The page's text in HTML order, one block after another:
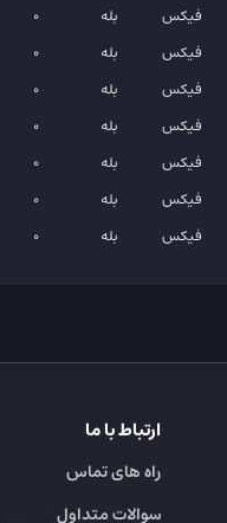
فیکس بله 0
فیکس بله 0
فیکس بله 0
فیکس بله 0
فیکس بله 0
فیکس بله 0
فیکس بله 0
ارتباط با ما
راه های تماس
سوالات متداول